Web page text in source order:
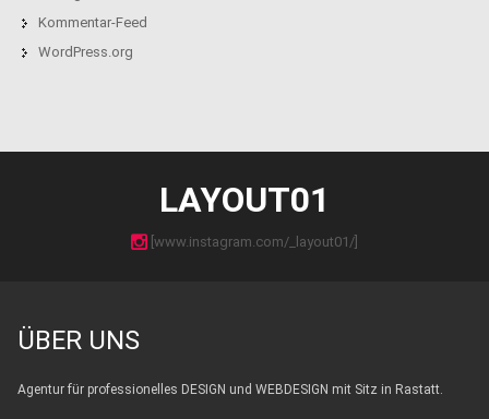
Kommentar-Feed
WordPress.org
LAYOUT01
[www.instagram.com/_layout01/]
ÜBER UNS
Agentur für professionelles DESIGN und WEBDESIGN mit Sitz in Rastatt.